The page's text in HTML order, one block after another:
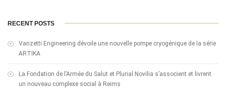
RECENT POSTS
Vanzetti Engineering dévoile une nouvelle pompe cryogénique de la série
ARTIKA
La Fondation de l’Armée du Salut et Plurial Novilia s’associent et livrent
un nouveau complexe social à Reims